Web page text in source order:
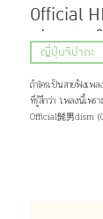
Official
เสียงเพล
ฝันจนสำเร็
ญี่ปุ่นจิปาถะ
ถ้าใครเป็นสายฟังเพ
ที่รู้สึกว่า ‘เพลงนี้เพ
Official髭男dism